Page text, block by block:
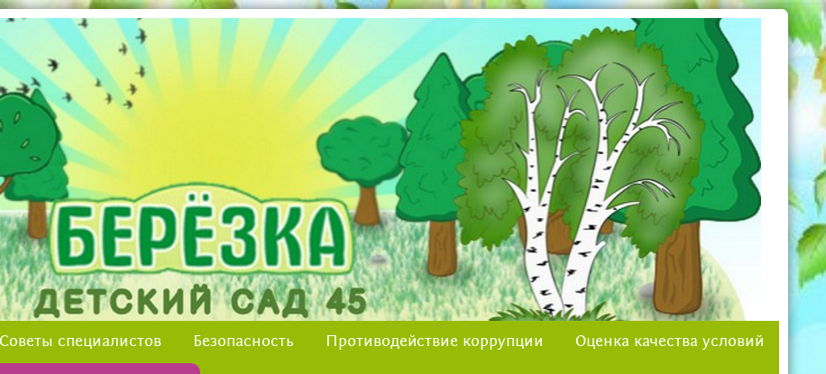
Советы специалистов Безопасность Противодействие коррупции Оценка качества условий